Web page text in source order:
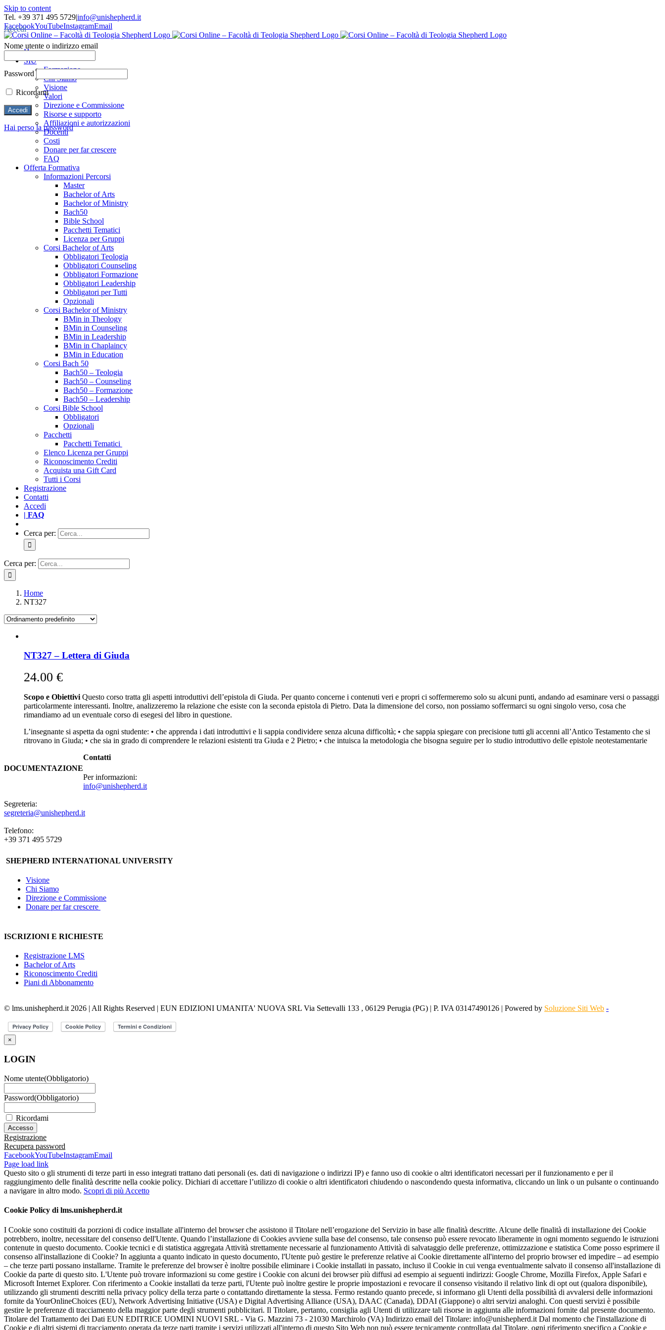
Skip to content
Tel. +39 371 495 5729|info@unishepherd.it
FacebookYouTubeInstagramEmail
Home
SIU
Formazione
Chi Siamo
Visione
Valori
Direzione e Commissione
Risorse e supporto
Affiliazioni e autorizzazioni
Docenti
Costi
Donare per far crescere
FAQ
Offerta Formativa
Informazioni Percorsi
Master
Bachelor of Arts
Bachelor of Ministry
Bach50
Bible School
Pacchetti Tematici
Licenza per Gruppi
Corsi Bachelor of Arts
Obbligatori Teologia
Obbligatori Counseling
Obbligatori Formazione
Obbligatori Leadership
Obbligatori per Tutti
Opzionali
Corsi Bachelor of Ministry
BMin in Theology
BMin in Counseling
BMin in Leadership
BMin in Chaplaincy
BMin in Education
Corsi Bach 50
Bach50 – Teologia
Bach50 – Counseling
Bach50 – Formazione
Bach50 – Leadership
Corsi Bible School
Obbligatori
Opzionali
Pacchetti
Pacchetti Tematici
Elenco Licenza per Gruppi
Riconoscimento Crediti
Acquista una Gift Card
Tutti i Corsi
Registrazione
Contatti
Accedi
| FAQ
Cerca per:
Cerca per:
Home
NT327
NT327 – Lettera di Giuda
24.00 €
Scopo e ObiettiviQuesto corso tratta gli aspetti introduttivi dell’epistola di Giuda. Per quanto concerne i contenuti veri e propri ci soffermeremo solo su alcuni punti, andando ad esaminare versi o passaggi
particolarmente interessanti. Inoltre, analizzeremo la relazione che esiste con la seconda epistola di Pietro. Data la dimensione del corso, non possiamo soffermarci su ogni singolo verso, cosa che
rimandiamo ad un eventuale corso di esegesi del libro in questione.
L’insegnante si aspetta da ogni studente: • che apprenda i dati introduttivi e li sappia condividere senza alcuna difficoltà; • che sappia spiegare con precisione tutti gli accenni all’Antico Testamento che si
ritrovano in Giuda; • che sia in grado di comprendere le relazioni esistenti tra Giuda e 2 Pietro; • che intuisca la metodologia che bisogna seguire per lo studio introduttivo delle epistole neotestamentarie
DOCUMENTAZIONE
Contatti
Per informazioni:
info@unishepherd.it
Segreteria:
segreteria@unishepherd.it
Telefono:
+39 371 495 5729
SHEPHERD INTERNATIONAL UNIVERSITY
Visione
Chi Siamo
Direzione e Commissione
Donare per far crescere
ISCRIZIONI E RICHIESTE
Registrazione LMS
Bachelor of Arts
Riconoscimento Crediti
Piani di Abbonamento
© lms.unishepherd.it 2026 | All Rights Reserved | EUN EDIZIONI UMANITA' NUOVA SRL Via Settevalli 133 , 06129 Perugia (PG) | P. IVA 03147490126 | Powered by Soluzione Siti Web -
×
LOGIN
Nome utente(Obbligatorio)
Password(Obbligatorio)
Ricordami
Registrazione
Recupera password
FacebookYouTubeInstagramEmail
Page load link
Questo sito o gli strumenti di terze parti in esso integrati trattano dati personali (es. dati di navigazione o indirizzi IP) e fanno uso di cookie o altri identificatori necessari per il funzionamento e per il
raggiungimento delle finalità descritte nella cookie policy. Dichiari di accettare l’utilizzo di cookie o altri identificatori chiudendo o nascondendo questa informativa, cliccando un link o un pulsante o continuando
a navigare in altro modo. Scopri di più Accetto
Cookie Policy di lms.unishepherd.it
I Cookie sono costituiti da porzioni di codice installate all'interno del browser che assistono il Titolare nell’erogazione del Servizio in base alle finalità descritte. Alcune delle finalità di installazione dei Cookie
potrebbero, inoltre, necessitare del consenso dell'Utente. Quando l’installazione di Cookies avviene sulla base del consenso, tale consenso può essere revocato liberamente in ogni momento seguendo le istruzioni
contenute in questo documento. Cookie tecnici e di statistica aggregata Attività strettamente necessarie al funzionamento Attività di salvataggio delle preferenze, ottimizzazione e statistica Come posso esprimere il
consenso all'installazione di Cookie? In aggiunta a quanto indicato in questo documento, l'Utente può gestire le preferenze relative ai Cookie direttamente all'interno del proprio browser ed impedire – ad esempio
– che terze parti possano installarne. Tramite le preferenze del browser è inoltre possibile eliminare i Cookie installati in passato, incluso il Cookie in cui venga eventualmente salvato il consenso all'installazione di
Cookie da parte di questo sito. L'Utente può trovare informazioni su come gestire i Cookie con alcuni dei browser più diffusi ad esempio ai seguenti indirizzi: Google Chrome, Mozilla Firefox, Apple Safari e
Microsoft Internet Explorer. Con riferimento a Cookie installati da terze parti, l'Utente può inoltre gestire le proprie impostazioni e revocare il consenso visitando il relativo link di opt out (qualora disponibile),
utilizzando gli strumenti descritti nella privacy policy della terza parte o contattando direttamente la stessa. Fermo restando quanto precede, si informano gli Utenti della possibilità di avvalersi delle informazioni
fornite da YourOnlineChoices (EU), Network Advertising Initiative (USA) e Digital Advertising Alliance (USA), DAAC (Canada), DDAI (Giappone) o altri servizi analoghi. Con questi servizi è possibile
gestire le preferenze di tracciamento della maggior parte degli strumenti pubblicitari. Il Titolare, pertanto, consiglia agli Utenti di utilizzare tali risorse in aggiunta alle informazioni fornite dal presente documento.
Titolare del Trattamento dei Dati EUN EDITRICE UOMINI NUOVI SRL - Via G. Mazzini 73 - 21030 Marchirolo (VA) Indirizzo email del Titolare: info@unishepherd.it Dal momento che l'installazione di
Cookie e di altri sistemi di tracciamento operata da terze parti tramite i servizi utilizzati all'interno di questo Sito Web non può essere tecnicamente controllata dal Titolare, ogni riferimento specifico a Cookie e
Accedi
Nome utente o indirizzo email
Password
Ricordami
Hai perso la password